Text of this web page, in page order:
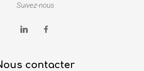
Suivez-nous
contacter